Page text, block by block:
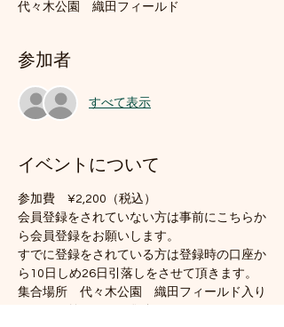
代々木公園 織田フィールド
参加者
すべて表示
イベントについて
参加費　¥2,200（税込）
会員登録をされていない方は事前にこちらか
ら会員登録をお願いします。
すでに登録をされている方は登録時の口座か
ら10日しめ26日引落しをさせて頂きます。
集合場所　代々木公園　織田フィールド入り